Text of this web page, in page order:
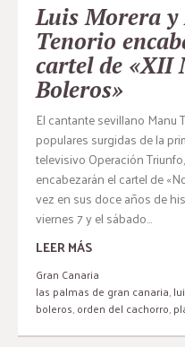
Luis Morera y
Tenorio
cartel de «XII
Boleros»
El cantante sevillano Manu
populares surgidas de la
televisivo Operación
encabezarán el cartel de
vez en sus doce años de
viernes 7 y el sábado...
LEER MÁS
Gran Canaria
las palmas de gran canaria,
boleros,orden del cachorro,